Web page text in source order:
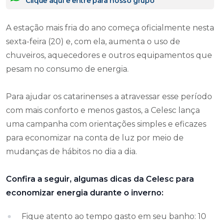
A estação mais fria do ano começa oficialmente nesta
sexta-feira (20) e, com ela, aumenta o uso de
chuveiros, aquecedores e outros equipamentos que
pesam no consumo de energia.
Para ajudar os catarinenses a atravessar esse período
com mais conforto e menos gastos, a Celesc lança
uma campanha com orientações simples e eficazes
para economizar na conta de luz por meio de
mudanças de hábitos no dia a dia.
Confira a seguir, algumas dicas da Celesc para
economizar energia durante o inverno:
Fique atento ao tempo gasto em seu banho: 10